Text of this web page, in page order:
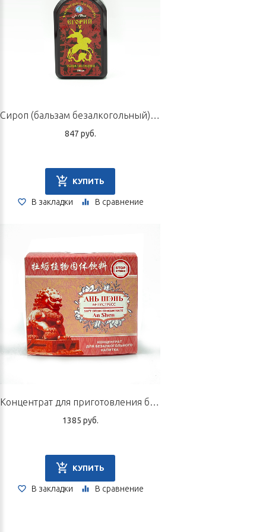
Сироп (бальзам безалкогольный) «Егорий V», 220 мл
847 руб.
КУПИТЬ
В закладки В сравнение
Концентрат для приготовления безалкогольного напитка «Ань Шэнь — антистресс», 10 пак. по 5 г
1385 руб.
КУПИТЬ
В закладки В сравнение